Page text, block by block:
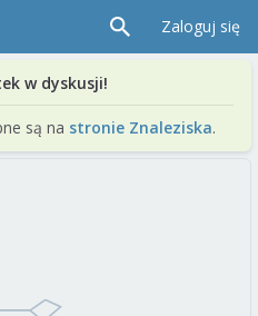
Zaloguj się
w dyskusji!
są na stronie Znaleziska.